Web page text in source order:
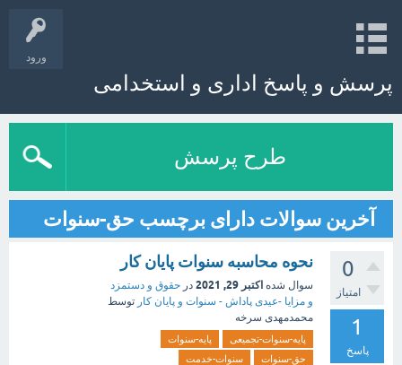
ورود
پرسش و پاسخ اداری و استخدامی
طرح پرسش
آخرین سوالات دارای برچسب حق-سنوات
0
امتیاز
1
پاسخ
نحوه محاسبه سنوات پایان کار
سوال شده اکتبر 29, 2021 در حقوق و دستمزد
و مزایا -عیدی پاداش - سنوات و پایان کار توسط
محمدمهدی سرخه
پایه-سنوات-تجمیعی
پایه-سنوات
حق-سنوات
سنوات-خدمت